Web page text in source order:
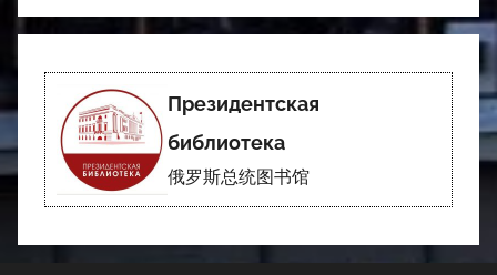
Президентская
библиотека
俄罗斯总统图书馆